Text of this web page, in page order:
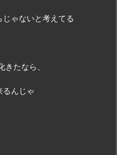
ゃないと考えてる
たなら、
るんじゃ